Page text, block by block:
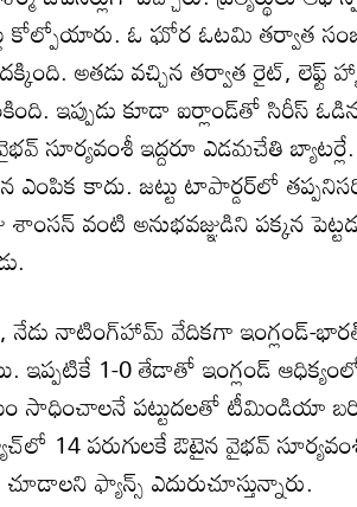
కోల్పోయారు. ఓ ఘోర ఓటమి తర్వాత
అతడు వచ్చిన తర్వాత రైట్,
ఇప్పుడు కూడా ఐర్లాండ్‌తో సిరీస్
సూర్యవంశీ ఇద్దరూ ఎడమచేతి
ఎంపిక కాదు. జట్టు టాపార్డర్‌లో
వంటి అనుభవజ్ఞుడిని పక్కన
నాటింగ్‌హామ్ వేదికగా ఇంగ్లండ్-
ఇప్పటికే 1-0 తేడాతో ఇంగ్లండ్
పట్టుదలతో టీమిండియా
14 పరుగులకే ఔటైన వైభవ్
ఫ్యాన్స్ ఎదురుచూస్తున్నారు.